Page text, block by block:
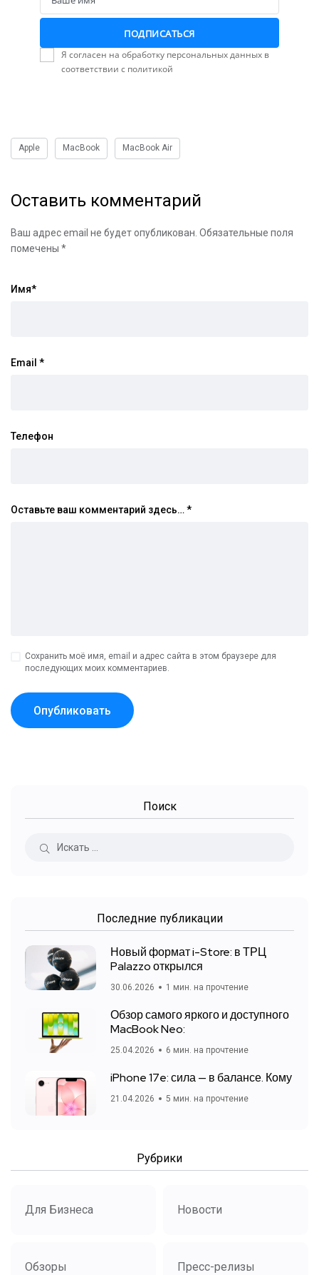
Name
ПОДПИСАТЬСЯ
Я согласен на обработку персональных данных в
соответствии с политикой
Apple MacBook MacBook Air
Оставить комментарий
Ваш адрес email не будет опубликован. Обязательные поля
помечены *
Имя*
Email *
Телефон
Оставьте ваш комментарий здесь…*
Сохранить моё имя, email и адрес сайта в этом браузере для
последующих моих комментариев.
Поиск
Последние публикации
Новый формат i-Store: в ТРЦ
Palazzo открылся
30.06.2026 1 мин. на прочтение
Обзор самого яркого и доступного
MacBook Neo:
25.04.2026 6 мин. на прочтение
iPhone 17e: сила — в балансе. Кому
21.04.2026 5 мин. на прочтение
Рубрики
Для Бизнеса Новости
Обзоры Пресс-релизы